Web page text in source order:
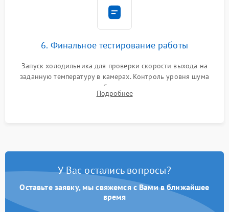
6. Финальное тестирование работы
Запуск холодильника для проверки скорости выхода на
заданную температуру в камерах. Контроль уровня шума
компрессора, отсутствия обмерзания стенок и корректного
срабатывания системы автоматической оттайки.
Подробнее
У Вас остались вопросы?
Оставьте заявку, мы свяжемся с Вами в ближайшее
время